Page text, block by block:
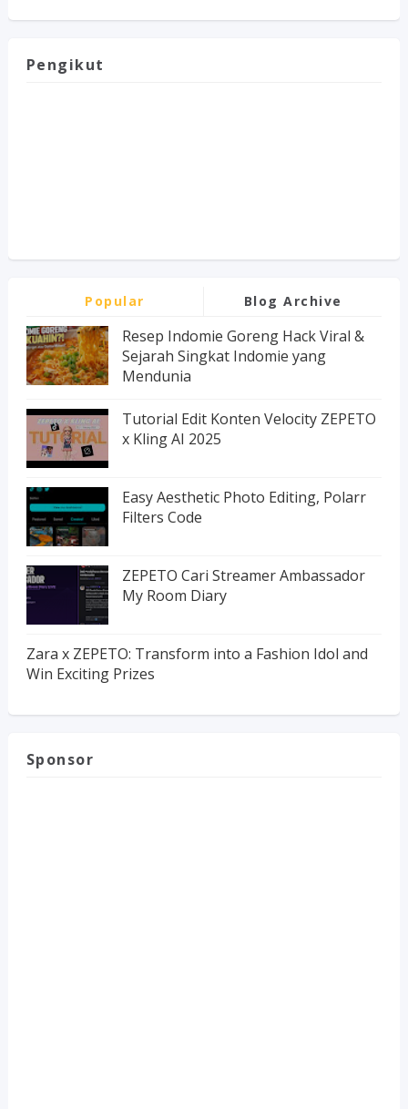
Pengikut
Popular Blog Archive
Resep Indomie Goreng Hack Viral &
Sejarah Singkat Indomie yang
Mendunia
Tutorial Edit Konten Velocity ZEPETO
x Kling AI 2025
Easy Aesthetic Photo Editing, Polarr
Filters Code
ZEPETO Cari Streamer Ambassador
My Room Diary
Zara x ZEPETO: Transform into a Fashion Idol and
Win Exciting Prizes
Sponsor